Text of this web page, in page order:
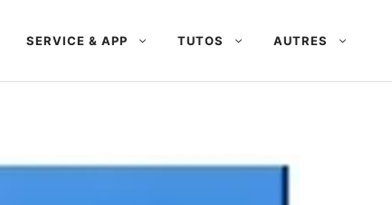
SERVICE & APP TUTOS AUTRES